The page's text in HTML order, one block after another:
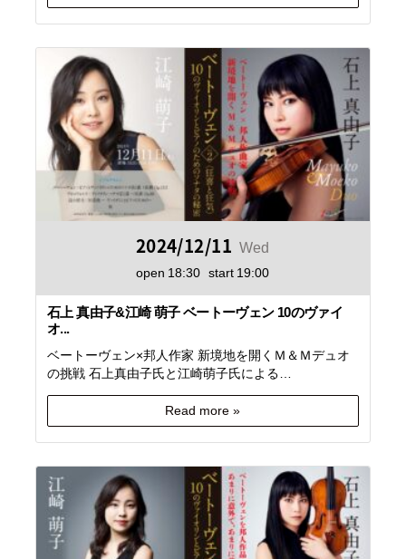
2024/12/11 Wed
open 18:30 start 19:00
石上 真由子&江崎 萌子 ベートーヴェン 10のヴァイ
オ...
ベートーヴェン×邦人作家 新境地を開くＭ＆Ｍデュオ
の挑戦 石上真由子氏と江崎萌子氏による…
Read more »